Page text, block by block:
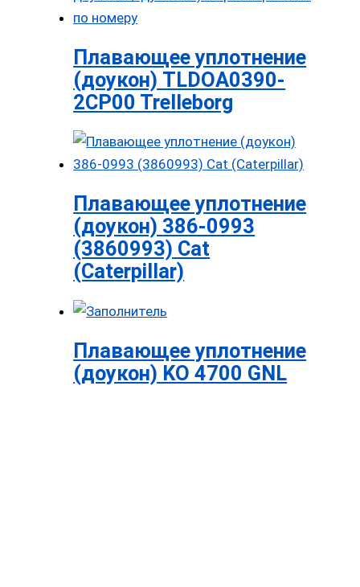
Плавающее уплотнение
(доукон) TLDOA0390-
2CP00 Trelleborg
Плавающее уплотнение
(доукон) 386-0993
(3860993) Cat
(Caterpillar)
Плавающее уплотнение
(доукон) KO 4700 GNL